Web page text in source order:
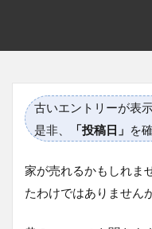
古いエントリーが表
是非、
「投稿日」 を
家が売れるかもしれま
たわけではありませんが